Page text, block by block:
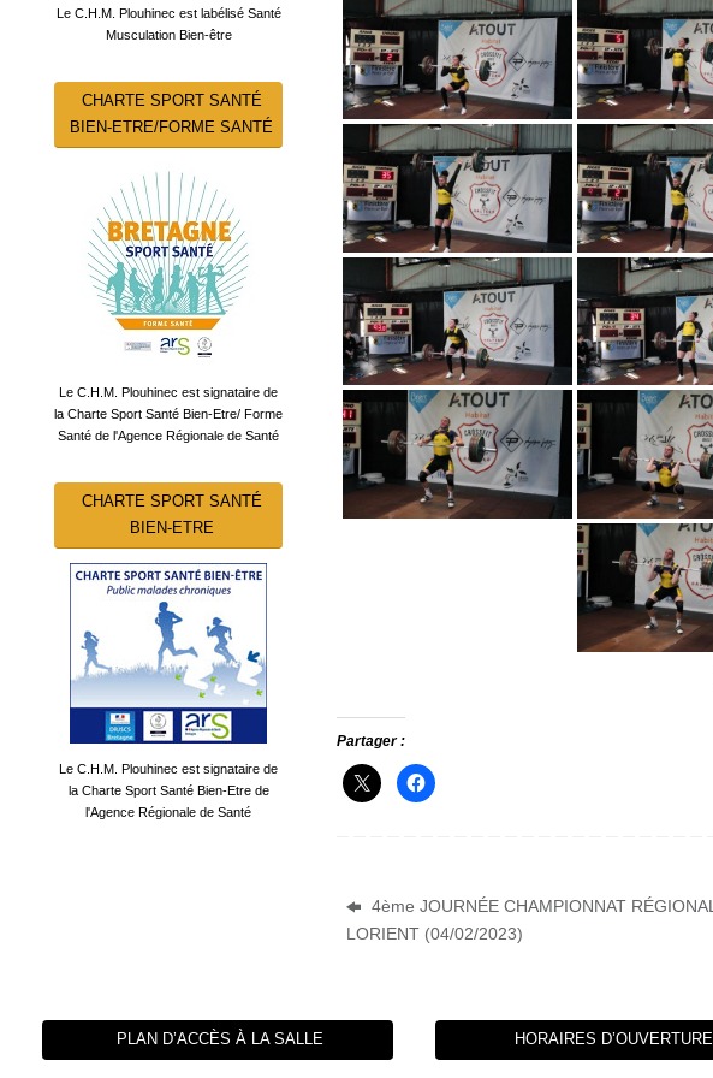
Partager :
4ème JOURNÉE CHAMPIONNAT RÉGIONAL
LORIENT (04/02/2023)
Le C.H.M. Plouhinec est labélisé Santé
Musculation Bien-être
CHARTE SPORT SANTÉ
BIEN-ETRE/FORME SANTÉ
Le C.H.M. Plouhinec est signataire de
la Charte Sport Santé Bien-Etre/ Forme
Santé de l'Agence Régionale de Santé
CHARTE SPORT SANTÉ
BIEN-ETRE
Le C.H.M. Plouhinec est signataire de
la Charte Sport Santé Bien-Etre de
l'Agence Régionale de Santé
PLAN D’ACCÈS À LA SALLE HORAIRES D’OUVERTURE